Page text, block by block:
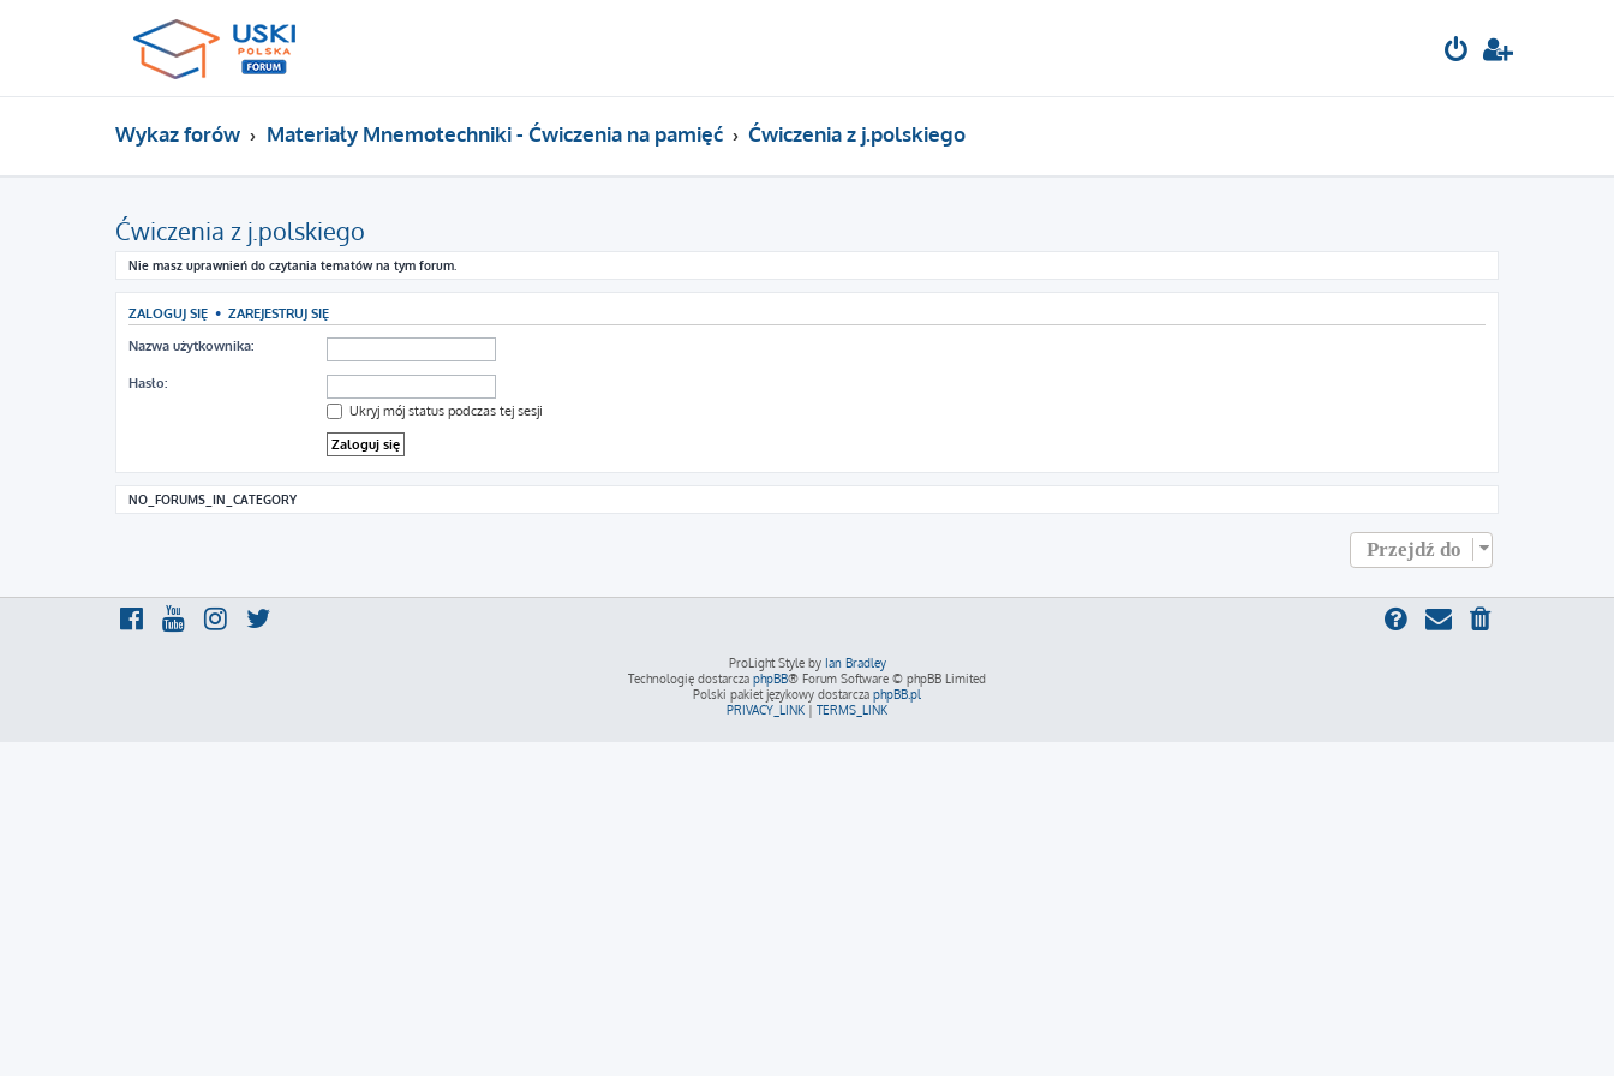
Wykaz forów Materiały Mnemotechniki - Ćwiczenia na pamięć Ćwiczenia z j.polskiego
Ćwiczenia z j.polskiego
Nie masz uprawnień do czytania tematów na tym forum.
ZALOGUJ SIĘ • ZAREJESTRUJ SIĘ
Nazwa użytkownika:
Hasło:
Ukryj mój status podczas tej sesji
NO_FORUMS_IN_CATEGORY
Przejdź do
ProLight Style by Ian Bradley
Technologię dostarcza phpBB® Forum Software © phpBB Limited
Polski pakiet językowy dostarcza phpBB.pl
PRIVACY_LINK | TERMS_LINK